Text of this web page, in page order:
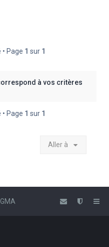
Page 1 sur 1
à vos critères
Page 1 sur 1
Aller à
GMA